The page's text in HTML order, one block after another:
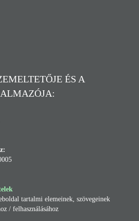
ÉS A
tartalmi elemeinek, szövegeinek
/ felhasználásához